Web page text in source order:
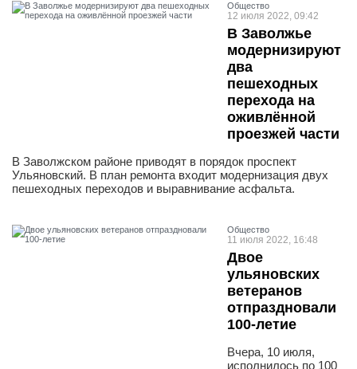
Общество
12 июля 2022, 09:42
В Заволжье
модернизируют
два
пешеходных
перехода на
оживлённой
проезжей части
В Заволжском районе приводят в порядок проспект
Ульяновский. В план ремонта входит модернизация двух
пешеходных переходов и выравнивание асфальта.
Общество
11 июля 2022, 16:48
Двое
ульяновских
ветеранов
отпраздновали
100-летие
Вчера, 10 июля,
исполнилось по 100